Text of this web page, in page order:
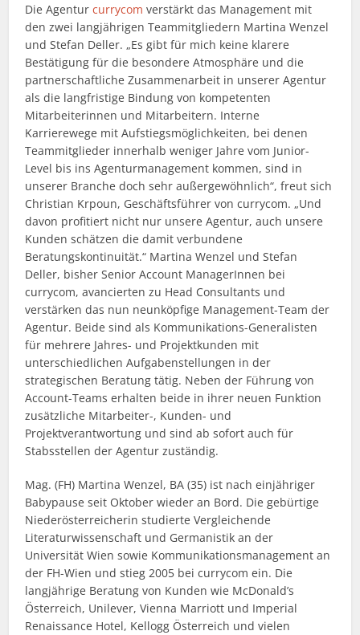
Die Agenturcurrycom verstärkt das Management mit
den zwei langjährigen Teammitgliedern Martina Wenzel
und Stefan Deller. „Es gibt für mich keine klarere
Bestätigung für die besondere Atmosphäre und die
partnerschaftliche Zusammenarbeit in unserer Agentur
als die langfristige Bindung von kompetenten
Mitarbeiterinnen und Mitarbeitern. Interne
Karrierewege mit Aufstiegsmöglichkeiten, bei denen
Teammitglieder innerhalb weniger Jahre vom Junior-
Level bis ins Agenturmanagement kommen, sind in
unserer Branche doch sehr außergewöhnlich“, freut sich
Christian Krpoun, Geschäftsführer von currycom. „Und
davon profitiert nicht nur unsere Agentur, auch unsere
Kunden schätzen die damit verbundene
Beratungskontinuität.“ Martina Wenzel und Stefan
Deller, bisher Senior Account ManagerInnen bei
currycom, avancierten zu Head Consultants und
verstärken das nun neunköpfige Management-Team der
Agentur. Beide sind als Kommunikations-Generalisten
für mehrere Jahres- und Projektkunden mit
unterschiedlichen Aufgabenstellungen in der
strategischen Beratung tätig. Neben der Führung von
Account-Teams erhalten beide in ihrer neuen Funktion
zusätzliche Mitarbeiter-, Kunden- und
Projektverantwortung und sind ab sofort auch für
Stabsstellen der Agentur zuständig.
Mag. (FH) Martina Wenzel, BA (35) ist nach einjähriger
Babypause seit Oktober wieder an Bord. Die gebürtige
Niederösterreicherin studierte Vergleichende
Literaturwissenschaft und Germanistik an der
Universität Wien sowie Kommunikationsmanagement an
der FH-Wien und stieg 2005 bei currycom ein. Die
langjährige Beratung von Kunden wie McDonald’s
Österreich, Unilever, Vienna Marriott und Imperial
Renaissance Hotel, Kellogg Österreich und vielen